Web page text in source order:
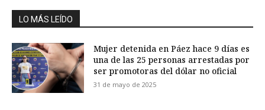
LO MÁS LEÍDO
Mujer detenida en Páez hace 9 días es
una de las 25 personas arrestadas por
ser promotoras del dólar no oficial
31 de mayo de 2025